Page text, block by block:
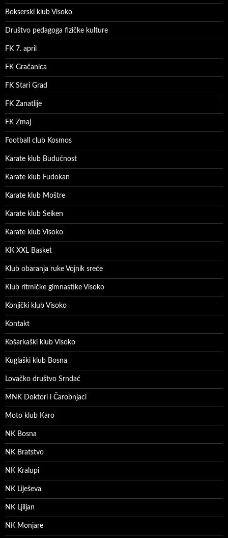
Bokserski klub Visoko
Društvo pedagoga fizičke kulture
FK 7. april
FK Gračanica
FK Stari Grad
FK Zanatlije
FK Zmaj
Football club Kosmos
Karate klub Budućnost
Karate klub Fudokan
Karate klub Moštre
Karate klub Seiken
Karate klub Visoko
KK XXL Basket
Klub obaranja ruke Vojnik sreće
Klub ritmičke gimnastike Visoko
Konjički klub Visoko
Kontakt
Košarkaški klub Visoko
Kuglaški klub Bosna
Lovačko društvo Srndać
MNK Doktori i Čarobnjaci
Moto klub Karo
NK Bosna
NK Bratstvo
NK Kralupi
NK Liješeva
NK Ljiljan
NK Monjare